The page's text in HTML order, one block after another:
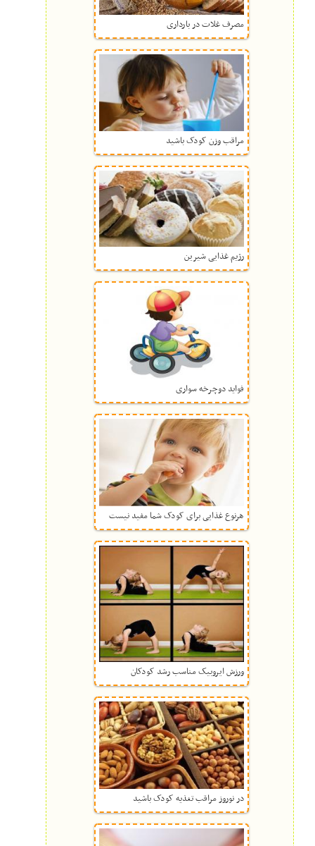
مصرف غلات در بارداری
مراقب وزن کودک باشید
رژیم غذایی شیرین
فواید دوچرخه سواری
هرنوع غذایی برای کودک شما مفید نیست
ورزش ایروبیک مناسب رشد کودکان
در نوروز مراقب تغذیه کودک باشید